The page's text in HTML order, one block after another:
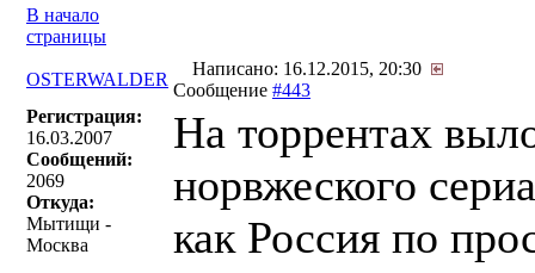
В начало
страницы
OSTERWALDER
Написано: 16.12.2015, 20:30
Сообщение #443
Регистрация:
16.03.2007
Сообщений:
2069
Откуда:
Мытищи -
Москва
На торрентах
норвжеского
как Россия по